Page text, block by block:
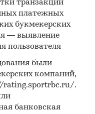
транзакций
платежных
букмекерских
— выявление
пользователя
были
компаний,
rating.sportrbc.ru/.
банковская